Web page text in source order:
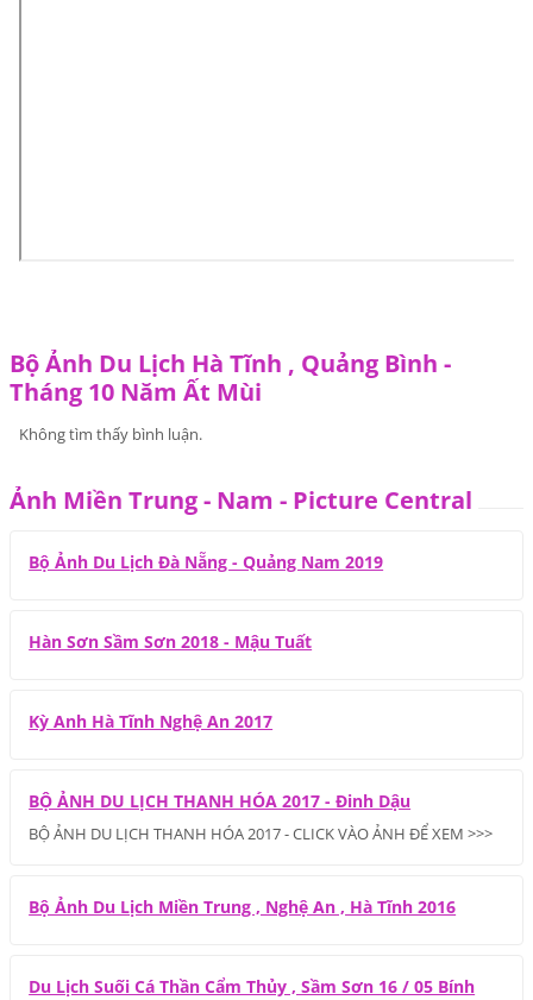
Bộ Ảnh Du Lịch Hà Tĩnh , Quảng Bình -
Tháng 10 Năm Ất Mùi
Không tìm thấy bình luận.
Ảnh Miền Trung - Nam - Picture Central
Bộ Ảnh Du Lịch Đà Nẵng - Quảng Nam 2019
Hàn Sơn Sầm Sơn 2018 - Mậu Tuất
Kỳ Anh Hà Tĩnh Nghệ An 2017
BỘ ẢNH DU LỊCH THANH HÓA 2017 - Đinh Dậu
BỘ ẢNH DU LỊCH THANH HÓA 2017 - CLICK VÀO ẢNH ĐỂ XEM >>>
Bộ Ảnh Du Lịch Miền Trung , Nghệ An , Hà Tĩnh 2016
Du Lịch Suối Cá Thần Cẩm Thủy , Sầm Sơn 16 / 05 Bính